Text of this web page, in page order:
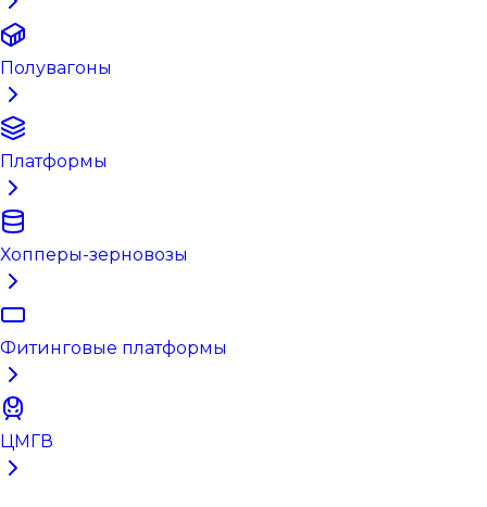
Полувагоны
Платформы
Хопперы-зерновозы
Фитинговые платформы
ЦМГВ